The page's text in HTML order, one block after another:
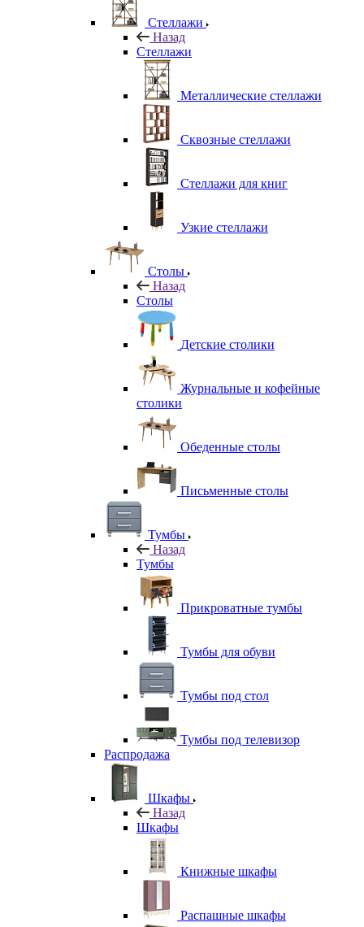
Стеллажи
Назад
Стеллажи
Металлические стеллажи
Сквозные стеллажи
Стеллажи для книг
Узкие стеллажи
Столы
Назад
Столы
Детские столики
Журнальные и кофейные
столики
Обеденные столы
Письменные столы
Тумбы
Назад
Тумбы
Прикроватные тумбы
Тумбы для обуви
Тумбы под стол
Тумбы под телевизор
Распродажа
Шкафы
Назад
Шкафы
Книжные шкафы
Распашные шкафы